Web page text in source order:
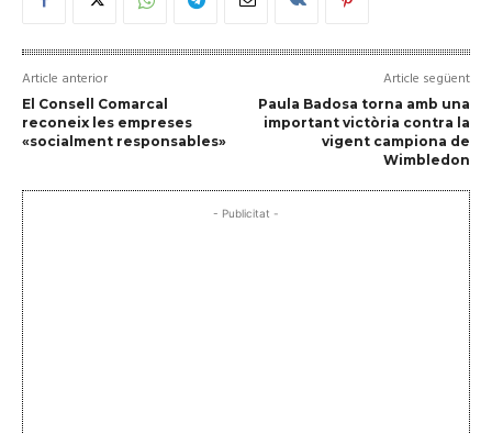
Article anterior
El Consell Comarcal
reconeix les empreses
«socialment responsables»
Article següent
Paula Badosa torna amb una
important victòria contra la
vigent campiona de
Wimbledon
- Publicitat -